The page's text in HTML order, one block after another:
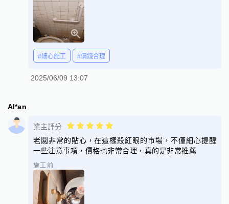
#細心施工 #價錢合理
2025/06/09 13:07
Al*an
業主評分
老闆非常的貼心，在這樣殺紅眼的市場，不僅細心提醒
一些注意事項，價格也非常合理，真的是非常推薦
施工前